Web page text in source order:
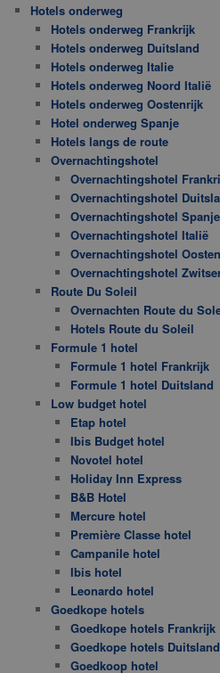
Hotels onderweg
Hotels onderweg Frankrijk
Hotels onderweg Duitsland
Hotels onderweg Italie
Hotels onderweg Noord Italië
Hotels onderweg Oostenrijk
Hotel onderweg Spanje
Hotels langs de route
Overnachtingshotel
Overnachtingshotel
Overnachtingshotel
Overnachtingshotel Spanje
Overnachtingshotel Italië
Overnachtingshotel
Overnachtingshotel
Route Du Soleil
Overnachten Route du
Hotels Route du Soleil
Formule 1 hotel
Formule 1 hotel Frankrijk
Formule 1 hotel Duitsland
Low budget hotel
Etap hotel
Ibis Budget hotel
Novotel hotel
Holiday Inn Express
B&B Hotel
Mercure hotel
Première Classe hotel
Campanile hotel
Ibis hotel
Leonardo hotel
Goedkope hotels
Goedkope hotels Frankrijk
Goedkope hotels Duitsland
Goedkoop hotel